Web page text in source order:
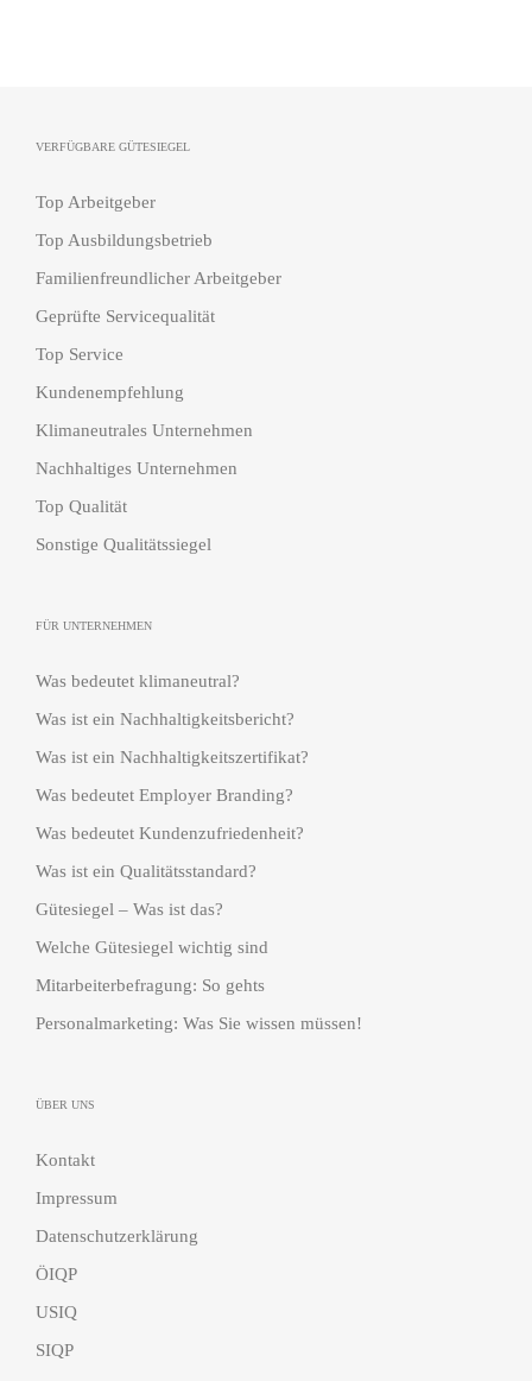
VERFÜGBARE GÜTESIEGEL
Top Arbeitgeber
Top Ausbildungsbetrieb
Familienfreundlicher Arbeitgeber
Geprüfte Servicequalität
Top Service
Kundenempfehlung
Klimaneutrales Unternehmen
Nachhaltiges Unternehmen
Top Qualität
Sonstige Qualitätssiegel
FÜR UNTERNEHMEN
Was bedeutet klimaneutral?
Was ist ein Nachhaltigkeitsbericht?
Was ist ein Nachhaltigkeitszertifikat?
Was bedeutet Employer Branding?
Was bedeutet Kundenzufriedenheit?
Was ist ein Qualitätsstandard?
Gütesiegel – Was ist das?
Welche Gütesiegel wichtig sind
Mitarbeiterbefragung: So gehts
Personalmarketing: Was Sie wissen müssen!
ÜBER UNS
Kontakt
Impressum
Datenschutzerklärung
ÖIQP
USIQ
SIQP